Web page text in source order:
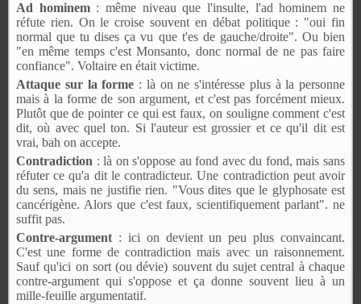
Ad hominem: même niveau que l'insulte, l'ad hominem ne
réfute rien. On le croise souvent en débat politique : "oui fin
normal que tu dises ça vu que t'es de gauche/droite". Ou bien
"en même temps c'est Monsanto, donc normal de ne pas faire
confiance". Voltaire en était victime.
Attaque sur la forme : là on ne s'intéresse plus à la personne
mais à la forme de son argument, et c'est pas forcément mieux.
Plutôt que de pointer ce qui est faux, on souligne comment c'est
dit, où avec quel ton. Si l'auteur est grossier et ce qu'il dit est
vrai, bah on accepte.
Contradiction : là on s'oppose au fond avec du fond, mais sans
réfuter ce qu'a dit le contradicteur. Une contradiction peut avoir
du sens, mais ne justifie rien. "Vous dites que le glyphosate est
cancérigène. Alors que c'est faux, scientifiquement parlant". ne
suffit pas.
Contre-argument : ici on devient un peu plus convaincant.
C'est une forme de contradiction mais avec un raisonnement.
Sauf qu'ici on sort (ou dévie) souvent du sujet central à chaque
contre-argument qui s'oppose et ça donne souvent lieu à un
mille-feuille argumentatif.